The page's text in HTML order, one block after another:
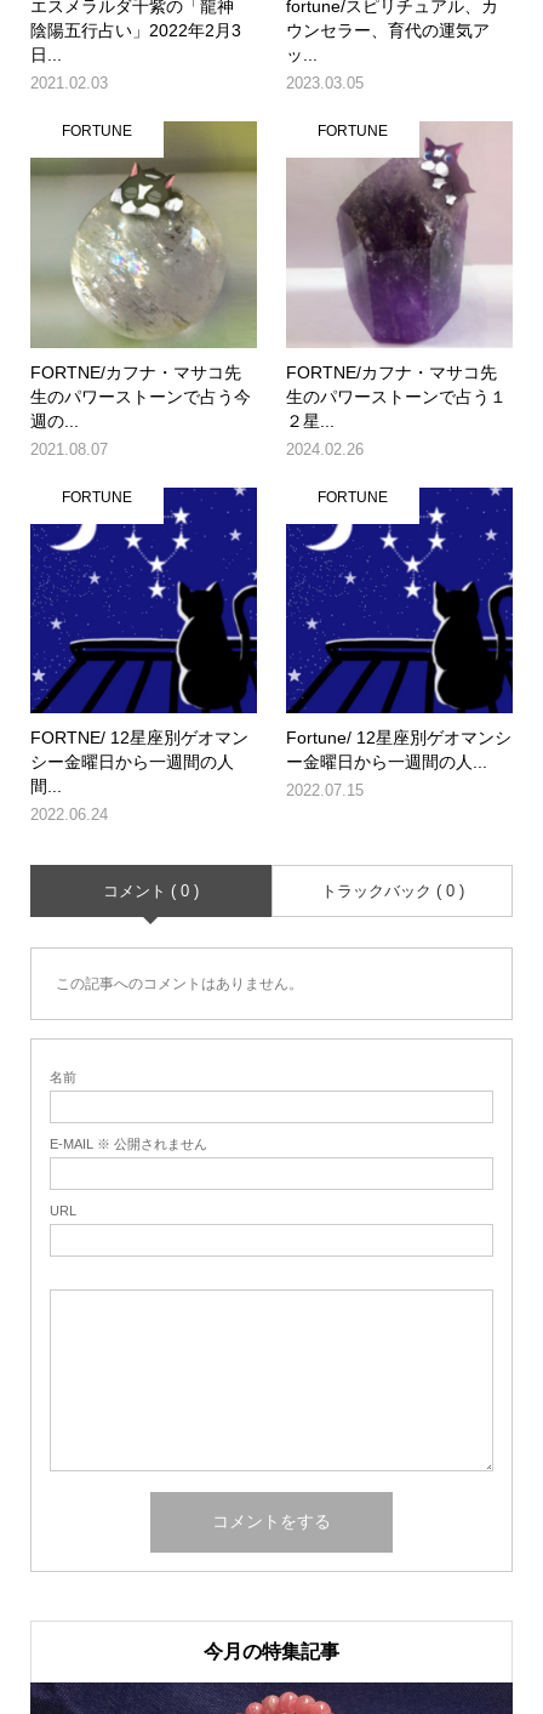
エスメラルダ千紫の「龍神
陰陽五行占い」2022年2月3
日...
2021.02.03
fortune/スピリチュアル、カ
ウンセラー、育代の運気ア
ッ...
2023.03.05
FORTUNE
FORTNE/カフナ・マサコ先
生のパワーストーンで占う今
週の...
2021.08.07
FORTUNE
FORTNE/カフナ・マサコ先
生のパワーストーンで占う１
２星...
2024.02.26
FORTUNE
FORTNE/ 12星座別ゲオマン
シー金曜日から一週間の人
間...
2022.06.24
FORTUNE
Fortune/ 12星座別ゲオマンシ
ー金曜日から一週間の人...
2022.07.15
コメント ( 0 ) トラックバック ( 0 )
この記事へのコメントはありません。
名前
E-MAIL ※ 公開されません
URL
今月の特集記事